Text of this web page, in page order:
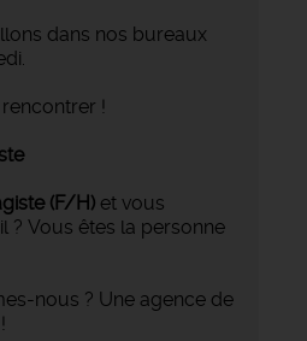
dans nos bureaux
!
(F/H) et vous
? Vous êtes la personne
nous ? Une agence de